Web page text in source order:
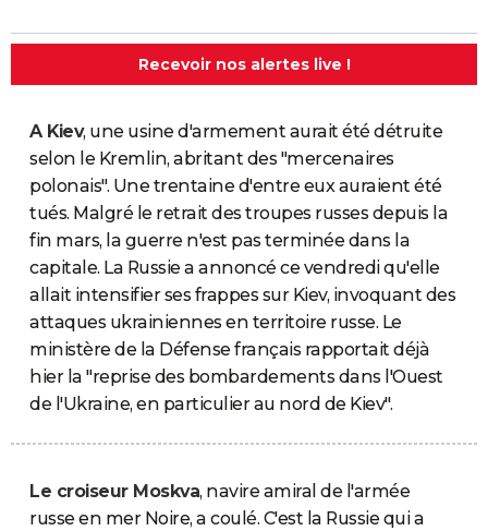
Recevoir nos alertes live !
A Kiev, une usine d'armement aurait été détruite
selon le Kremlin, abritant des "mercenaires
polonais". Une trentaine d'entre eux auraient été
tués. Malgré le retrait des troupes russes depuis la
fin mars, la guerre n'est pas terminée dans la
capitale. La Russie a annoncé ce vendredi qu'elle
allait intensifier ses frappes sur Kiev, invoquant des
attaques ukrainiennes en territoire russe. Le
ministère de la Défense français rapportait déjà
hier la "reprise des bombardements dans l'Ouest
de l'Ukraine, en particulier au nord de Kiev".
Le croiseur Moskva, navire amiral de l'armée
russe en mer Noire, a coulé. C'est la Russie qui a